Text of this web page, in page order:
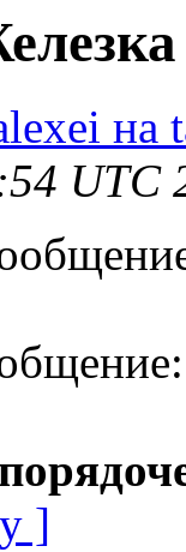
на
UTC
]